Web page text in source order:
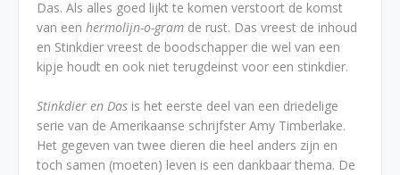
Das. Als alles goed lijkt te komen verstoort de komst
van een hermolijn-o-gram de rust. Das vreest de inhoud
en Stinkdier vreest de boodschapper die wel van een
kipje houdt en ook niet terugdeinst voor een stinkdier.
Stinkdier en Das is het eerste deel van een driedelige
serie van de Amerikaanse schrijfster Amy Timberlake.
Het gegeven van twee dieren die heel anders zijn en
toch samen (moeten) leven is een dankbaar thema. De